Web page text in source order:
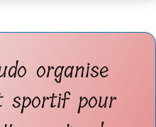
organise
sportif pour